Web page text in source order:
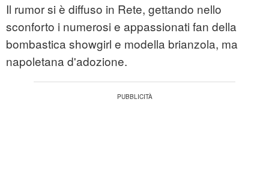
Il rumor si è diffuso in Rete, gettando nello
sconforto i numerosi e appassionati fan della
bombastica showgirl e modella brianzola, ma
napoletana d'adozione.